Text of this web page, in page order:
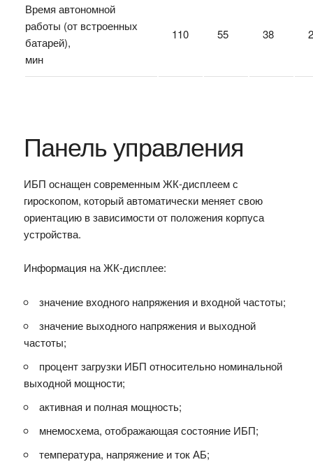
Время автономной
работы (от встроенных
батарей),
мин
110 55 38
Панель управления
ИБП оснащен современным ЖК-дисплеем с
гироскопом, который автоматически меняет свою
ориентацию в зависимости от положения корпуса
устройства.
Информация на ЖК-дисплее:
значение входного напряжения и входной частоты;
значение выходного напряжения и выходной
частоты;
процент загрузки ИБП относительно номинальной
выходной мощности;
активная и полная мощность;
мнемосхема, отображающая состояние ИБП;
температура, напряжение и ток АБ;